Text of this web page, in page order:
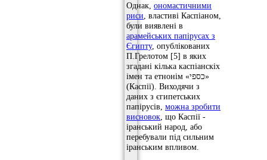
Однак, ономастичними
риси, властиві Каспіаном,
були виявлені в
арамейських папірусах з
Єгипту, опублікованих
П.Грелотом [5] в яких
згадані кілька каспіанскіх
імен та етнонім «כספי»
(Каспії). Виходячи з
даних з єгипетських
папірусів, можна зробити
висновок, що Каспії -
іранський народ, або
перебували під сильним
іранським впливом.